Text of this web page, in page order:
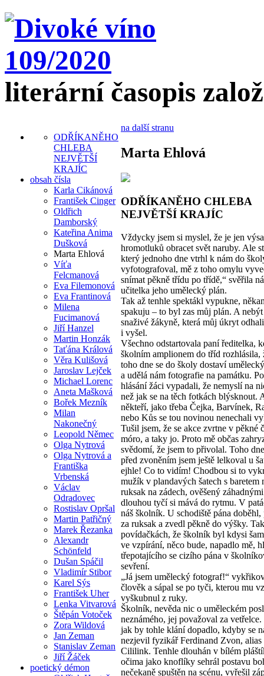
literární časopis
ODŘÍKANĚHO
CHLEBA
NEJVĚTŠÍ
KRAJÍC
obsah čísla
Karla Cikánová
František Cinger
Oldřich
Damborský
Kateřina Anima
Dušková
Marta Ehlová
Víťa
Felcmanová
Eva Filemonová
Eva Frantinová
Milena
Fucimanová
Jiří Hanzel
Martin Honzák
Taťána Králová
Věra Kulišová
Jaroslav Lejček
Michael Lorenc
Aneta Mašková
Bořek Mezník
Milan
Nakonečný
Leopold Němec
Olga Nytrová
Olga Nytrová a
Františka
Vrbenská
Václav
Odradovec
Rostislav Opršal
Martin Patřičný
Marek Řezanka
Alexandr
Schönfeld
Dušan Spáčil
Vladimír Stibor
Karel Sýs
František Uher
Lenka Vitvarová
Štěpán Votoček
Zora Wildová
Jan Zeman
Stanislav Zeman
Jiří Žáček
poetický démon
na další stranu
Marta Ehlová
ODŘÍKANĚHO CHLEBA
NEJVĚTŠÍ KRAJÍC
Vždycky jsem si myslel, že je jen
hromotluků obracet svět naruby. Ale
který jednoho dne vtrhl k nám do
vyfotografoval, mě z toho omylu
snímat pěkně třídu po třídě,“ svěřila
učitelka jeho umělecký plán.
Tak až tenhle spektákl vypukne,
spakuju – to byl zas můj plán. A
snaživé žákyně, která můj úkryt
i vyšel.
Všechno odstartovala paní ředitelka,
školním amplionem do tříd rozhlásila,
toho dne se do školy dostaví
a udělá nám fotografie na památku.
hlásání žáci vypadali, že nemyslí na
než jak se na těch fotkách blýsknout.
někteří, jako třeba Čejka, Barvínek,
nebo Kůs se tou novinou nenechali
Tušil jsem, že se akce zvrtne v pěkné
móro, a taky jo. Proto mě občas
svědomí, že jsem to přivolal. Toho
před zvoněním jsem ještě lelkoval u
ejhle! Co to vidím! Chodbou si to
mužík v plandavých šatech s baretem
ruksak na zádech, ověšený
dlouhou tyčí si mává do rytmu. V
náš školník. U schodiště pána doběhl,
za ruksak a zvedl pěkně do výšky.
povídačkách, že školník byl kdysi
ve vzpírání, něco bude, napadlo mě,
třepotajícího se cizího pána v
sevření.
„Já jsem umělecký fotograf!“
člověk a sápal se po tyči, kterou mu
vyškubnul z ruky.
Školník, nevěda nic o uměleckém
neznámého, jej považoval za
jak by tohle klání dopadlo, kdyby se
nezjevil fyzikář Ferdinand Zvon, alias
Cililink. Tenhle dlouhán v bílém
očima jako knoflíky sehrál postavu
nečekaně spuštěn na scénu, vyřešil